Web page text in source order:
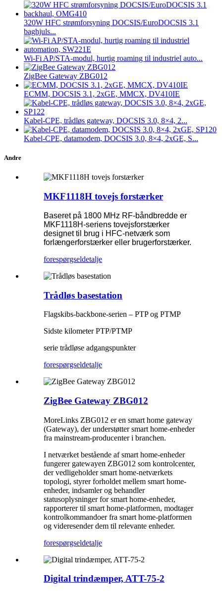
320W HFC strømforsyning DOCSIS/EuroDOCSIS 3.1
baghjuls...
Wi-Fi AP/STA-modul, hurtig roaming til industriel auto...
ZigBee Gateway ZBG012
ECMM, DOCSIS 3.1, 2xGE, MMCX, DV410IE
Kabel-CPE, trådløs gateway, DOCSIS 3.0, 8×4, 2...
Kabel-CPE, datamodem, DOCSIS 3.0, 8×4, 2xGE, S...
Andre
MKF1118H tovejs forstærker
Baseret på 1800 MHz RF-båndbredde er
MKF1118H-seriens tovejsforstærker
designet til brug i HFC-netværk som
forlængerforstærker eller brugerforstærker.
forespørgseldetalje
Trådløs basestation
Flagskibs-backbone-serien – PTP og PTMP
Sidste kilometer PTP/PTMP
serie trådløse adgangspunkter
forespørgseldetalje
ZigBee Gateway ZBG012
MoreLinks ZBG012 er en smart home gateway
(Gateway), der understøtter smart home-enheder
fra mainstream-producenter i branchen.
I netværket bestående af smart home-enheder
fungerer gatewayen ZBG012 som kontrolcenter,
der vedligeholder smart home-netværkets
topologi, styrer forholdet mellem smart home-
enheder, indsamler og behandler
statusoplysninger for smart home-enheder,
rapporterer til smart home-platformen, modtager
kontrolkommandoer fra smart home-platformen
og videresender dem til relevante enheder.
forespørgseldetalje
Digital trindæmper, ATT-75-2